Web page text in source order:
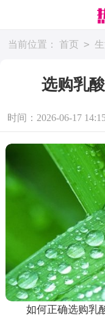
当前位置： 首页 >
选购乳
时间：2026-06-17
如何正确选购乳